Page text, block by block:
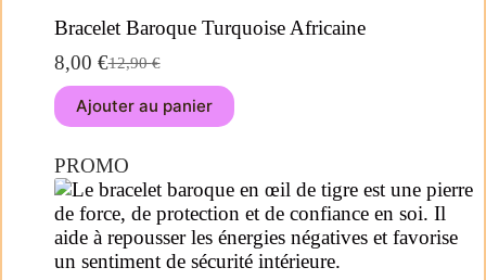
Bracelet Baroque Turquoise Africaine
12,90€
8,00 €
Ajouter au panier
PROMO